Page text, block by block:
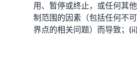
用、暂停或终止，或任何其
制范围的因素（包括任何不
界点的相关问题）而导致；